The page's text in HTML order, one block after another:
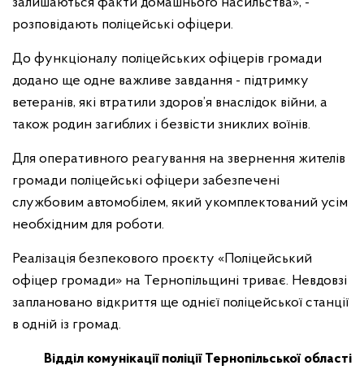
розповідають поліцейські офіцери.
До функціоналу поліцейських офіцерів громади
додано ще одне важливе завдання - підтримку
ветеранів, які втратили здоров’я внаслідок війни, а
також родин загиблих і безвісти зниклих воїнів.
Для оперативного реагування на звернення жителів
громади поліцейські офіцери забезпечені
службовим автомобілем, який укомплектований усім
необхідним для роботи.
Реалізація безпекового проєкту «Поліцейський
офіцер громади» на Тернопільщині триває. Невдовзі
заплановано відкриття ще однієї поліцейської станції
в одній із громад.
Відділ комунікації поліції Тернопільської області